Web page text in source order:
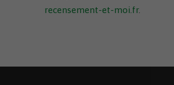
recensement-et-moi.fr.